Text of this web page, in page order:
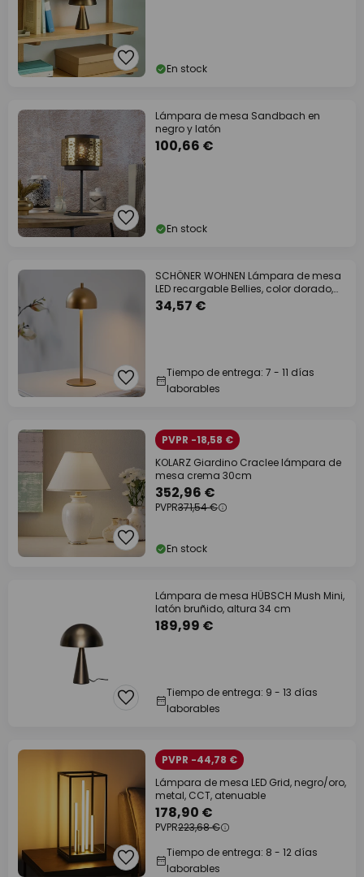
En stock
Lámpara de mesa Sandbach en
negro y latón
100,66 €
En stock
SCHÖNER WOHNEN Lámpara de mesa
LED recargable Bellies, color dorado,
IP54
34,57 €
Tiempo de entrega: 7 - 11 días
laborables
PVPR -18,58 €
KOLARZ Giardino Craclee lámpara de
mesa crema 30cm
352,96 €
PVPR371,54 €
En stock
Lámpara de mesa HÜBSCH Mush Mini,
latón bruñido, altura 34 cm
189,99 €
Tiempo de entrega: 9 - 13 días
laborables
PVPR -44,78 €
Lámpara de mesa LED Grid, negro/oro,
metal, CCT, atenuable
178,90 €
PVPR223,68 €
Tiempo de entrega: 8 - 12 días
laborables